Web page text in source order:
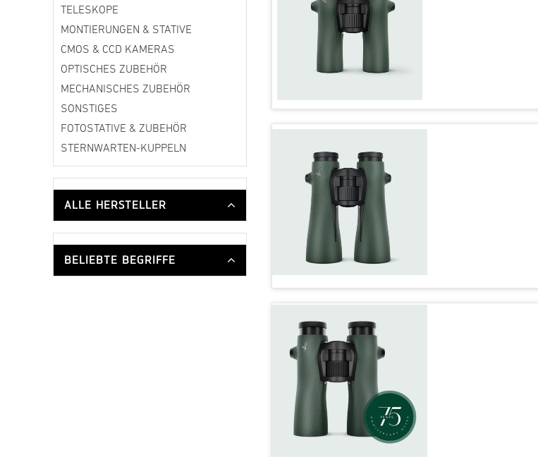
TELESKOPE
MONTIERUNGEN & STATIVE
CMOS & CCD KAMERAS
OPTISCHES ZUBEHÖR
MECHANISCHES ZUBEHÖR
SONSTIGES
FOTOSTATIVE & ZUBEHÖR
STERNWARTEN-KUPPELN
ALLE HERSTELLER
BELIEBTE BEGRIFFE